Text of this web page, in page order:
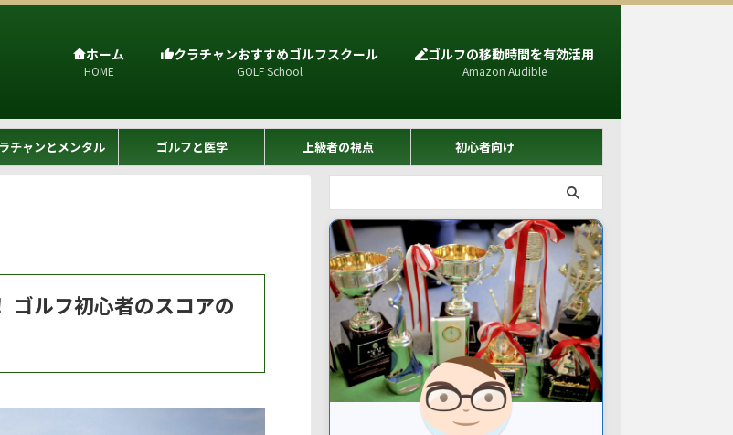
ホーム
HOME
クラチャンおすすめゴルフスクール
GOLF School
ゴルフの移動時間を有効活用
Amazon Audible
チャンとメンタル ゴルフと医学 上級者の視点 初心者向け
ゴルフ初心者のスコアの